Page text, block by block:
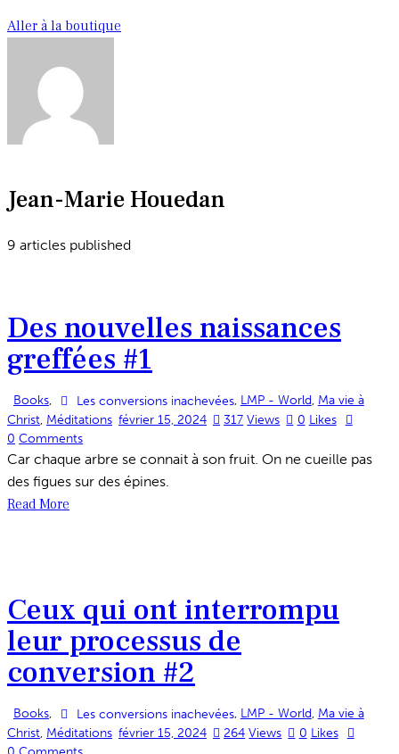
Aller à la boutique
Jean-Marie Houedan
9 articles published
Des nouvelles naissances
greffées #1
Books, Les conversions inachevées, LMP - World, Ma vie à
Christ, Méditations février 15, 2024 317 Views 0 Likes
0 Comments
Car chaque arbre se connait à son fruit. On ne cueille pas
des figues sur des épines.
Read More
Ceux qui ont interrompu
leur processus de
conversion #2
Books, Les conversions inachevées, LMP - World, Ma vie à
Christ, Méditations février 15, 2024 264 Views 0 Likes